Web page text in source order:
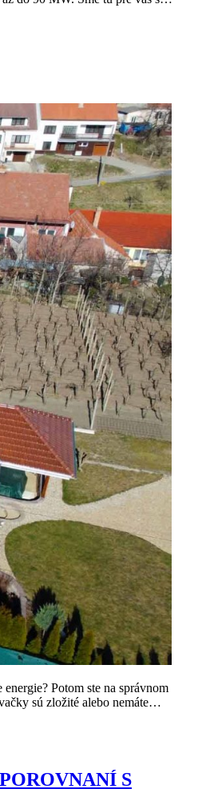
Potom ste na správnom
sú zložité alebo nemáte…
S